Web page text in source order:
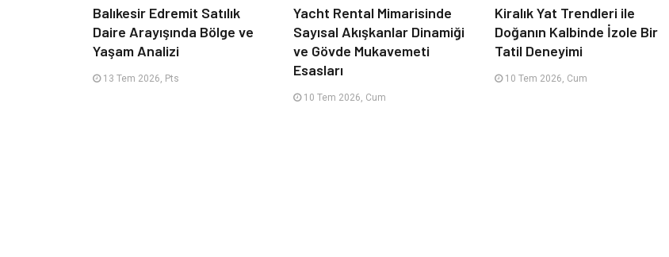
Balıkesir Edremit Satılık
Daire Arayışında Bölge ve
Yaşam Analizi
13 Tem 2026, Pts
Yacht Rental Mimarisinde
Sayısal Akışkanlar Dinamiği
ve Gövde Mukavemeti
Esasları
10 Tem 2026, Cum
Kiralık Yat Trendleri ile
Doğanın Kalbinde İzole Bir
Tatil Deneyimi
10 Tem 2026, Cum